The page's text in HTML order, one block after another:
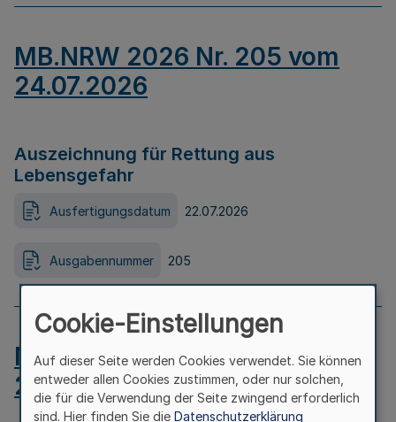
MB.NRW 2026 Nr. 205 vom
24.07.2026
Auszeichnung für Rettung aus
Lebensgefahr
Ausfertigungsdatum 22.07.2026
Ausgabennummer 205
MB.NRW 2026 Nr. 204 vom
24.07.2026
Cookie-Einstellungen
Auf dieser Seite werden Cookies verwendet. Sie können
entweder allen Cookies zustimmen, oder nur solchen,
die für die Verwendung der Seite zwingend erforderlich
sind. Hier finden Sie die Datenschutzerklärung